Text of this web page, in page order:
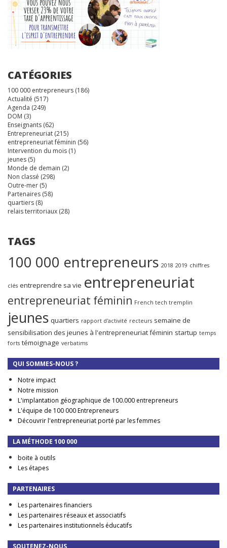
CATÉGORIES
100 000 entrepreneurs (186)
Actualité (517)
Agenda (249)
DOM (3)
Enseignants (62)
Entrepreneuriat (215)
entrepreneuriat féminin (56)
Intervention du mois (1)
jeunes (5)
Monde de demain (2)
Non classé (298)
Outre-mer (5)
Partenaires (58)
quartiers (8)
relais territoriaux (28)
TAGS
100 000 entrepreneurs 2018 2019 chiffres
clés entreprendre sa vie entrepreneuriat
entrepreneuriat féminin French tech tremplin
jeunes quartiers rapport d'activité recteurs semaine de
sensibilisation des jeunes à l'entrepreneuriat féminin startup temps
forts témoignage verbatims
QUI SOMMES-NOUS ?
Notre impact
Notre mission
L'implantation géographique de 100.000 entrepreneurs
L'équipe de 100 000 Entrepreneurs
Découvrir l'entrepreneuriat porté par les femmes
LA MÉTHODE 100 000
boite à outils
Les étapes
PARTENAIRES
Les partenaires financiers
Les partenaires réseaux et associatifs
Les partenaires institutionnels éducatifs
SOUTENEZ-NOUS